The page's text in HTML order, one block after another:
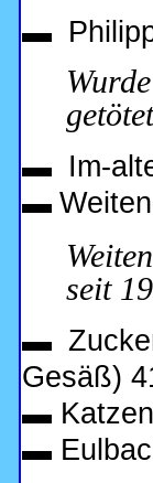
▬
▬ Im-
▬
seit
▬
Gesäß)
▬
▬